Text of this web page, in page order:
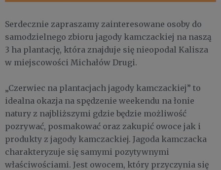
Serdecznie zapraszamy zainteresowane osoby do
samodzielnego zbioru jagody kamczackiej na naszą
3 ha plantację, która znajduje się nieopodal Kalisza
w miejscowości Michałów Drugi.
„Czerwiec na plantacjach jagody kamczackiej” to
idealna okazja na spędzenie weekendu na łonie
natury z najbliższymi gdzie będzie możliwość
pozrywać, posmakować oraz zakupić owoce jak i
produkty z jagody kamczackiej. Jagoda kamczacka
charakteryzuje się samymi pozytywnymi
właściwościami. Jest owocem, który przyczynia się